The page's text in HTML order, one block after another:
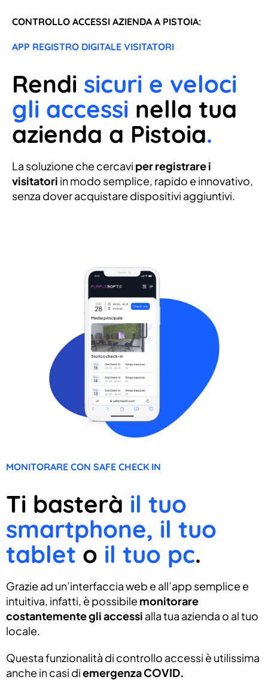
CONTROLLO ACCESSI AZIENDA A PISTOIA:
APP REGISTRO DIGITALE VISITATORI
Rendi sicuri e veloci
gli accessi nella tua
azienda a Pistoia.
La soluzione che cercavi per registrare i
visitatori in modo semplice, rapido e innovativo,
senza dover acquistare dispositivi aggiuntivi.
MONITORARE CON SAFE CHECK IN
Ti basterà il tuo
smartphone, il tuo
tablet o il tuo pc.
Grazie ad un’interfaccia web e all’app semplice e
intuitiva, infatti, è possibile monitorare
costantemente gli accessi alla tua azienda o al tuo
locale.
Questa funzionalità di controllo accessi è utilissima
anche in casi diemergenza COVID.